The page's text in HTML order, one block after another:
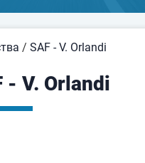
/ SAF - V. Orlandi
- V. Orlandi